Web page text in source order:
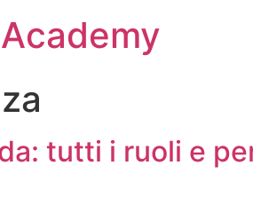
tutti i ruoli e